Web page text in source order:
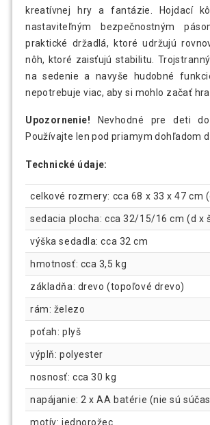
kreatívnej hry a fantázie. Hojdací
nastaviteľným bezpečnostným
praktické držadlá, ktoré udržujú
nôh, ktoré zaisťujú stabilitu.
na sedenie a navyše hudobné
nepotrebuje viac, aby si mohlo začať
Upozornenie! Nevhodné pre deti
Používajte len pod priamym dohľadom
Technické údaje:
celkové rozmery: cca 68 x 33 x 47 cm
sedacia plocha: cca 32/15/16 cm (d x
výška sedadla: cca 32 cm
hmotnosť: cca 3,5 kg
základňa: drevo (topoľové drevo)
rám: železo
poťah: plyš
výplň: polyester
nosnosť: cca 30 kg
napájanie: 2 x AA batérie (nie sú
motív: jednorožec